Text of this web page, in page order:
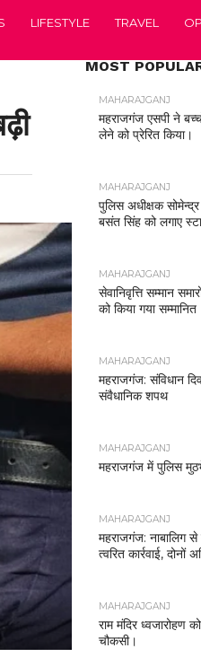
LIFESTYLE TRAVEL
MOST
MAHARAJGANJ
महराजगंज एसपी ने
लेने को प्रेरित किया।
MAHARAJGANJ
पुलिस अधीक्षक
बसंत सिंह को लगाए
MAHARAJGANJ
सेवानिवृत्ति सम्मान
को किया गया सम्मानित
MAHARAJGANJ
महराजगंज: संविधान
संवैधानिक शपथ
MAHARAJGANJ
महराजगंज में पुलिस
MAHARAJGANJ
महराजगंज: नाबालिग
त्वरित कार्रवाई, दोनों
MAHARAJGANJ
राम मंदिर ध्वजारोहण
चौकसी।